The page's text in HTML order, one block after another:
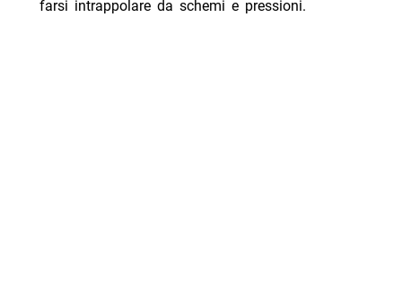
farsi intrappolare da schemi e pressioni.